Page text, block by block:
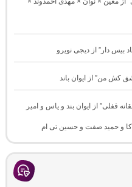
کش من” از ایوان باند
رپی عاشقانه قفلی” از ایوان بند و یاس و امیر
و حمید صفت و حسین تی ام